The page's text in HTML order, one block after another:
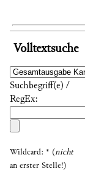
Volltextsuche
Suchbegriff(e) /
RegEx:
Wildcard: * (nicht
an erster Stelle!)